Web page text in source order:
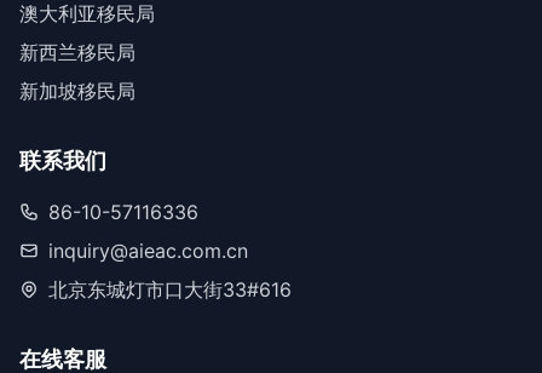
澳大利亚移民局
新西兰移民局
新加坡移民局
联系我们
86-10-57116336
inquiry@aieac.com.cn
北京东城灯市口大街33#616
在线客服